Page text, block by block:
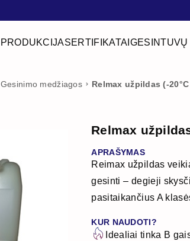
PRODUKCIJASERTIFIKATAI GESINTUVŲ
Gesinimo medžiagos Relmax užpildas (-
Relmax
APRAŠYMAS
Reimax užpildas
gesinti – degieji
pasitaikančius A
KUR NAUDOTI?
Idealiai tinka B